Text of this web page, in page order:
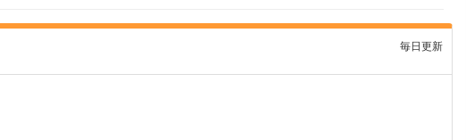
毎日更新